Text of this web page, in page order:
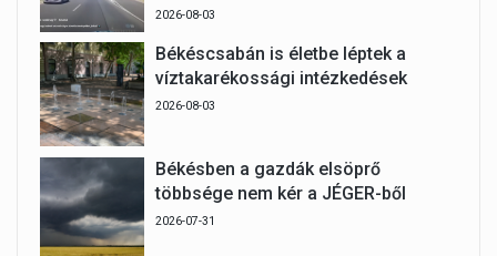
2026-08-03
Békéscsabán is életbe léptek a
víztakarékossági intézkedések
2026-08-03
Békésben a gazdák elsöprő
többsége nem kér a JÉGER-ből
2026-07-31